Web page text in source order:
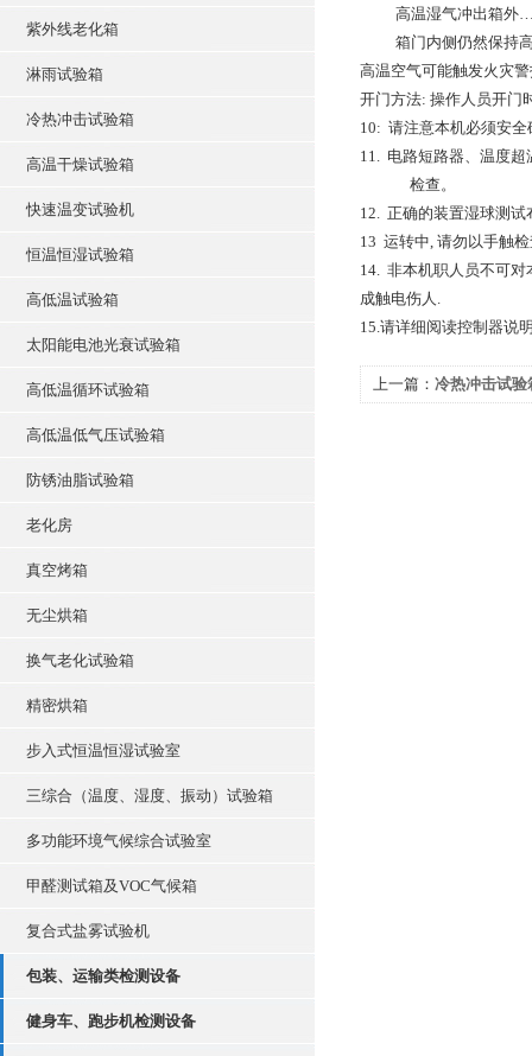
紫外线老化箱
淋雨试验箱
冷热冲击试验箱
高温干燥试验箱
快速温变试验机
恒温恒湿试验箱
高低温试验箱
太阳能电池光衰试验箱
高低温循环试验箱
高低温低气压试验箱
防锈油脂试验箱
老化房
真空烤箱
无尘烘箱
换气老化试验箱
精密烘箱
步入式恒温恒湿试验室
三综合（温度、湿度、振动）试验箱
多功能环境气候综合试验室
甲醛测试箱及VOC气候箱
复合式盐雾试验机
包装、运输类检测设备
健身车、跑步机检测设备
高温湿气冲出箱外
箱门内侧仍然保持
高温空气可能触发火灾
开门方法: 操作人员开门
10: 请注意本机必须安
11. 电路短路器、温度
检查。
12. 正确的装置湿球测试
13 运转中, 请勿以手触
14. 非本机职人员不可
成触电伤人.
15.请详细阅读控制器说
上一篇： 冷热冲击试验